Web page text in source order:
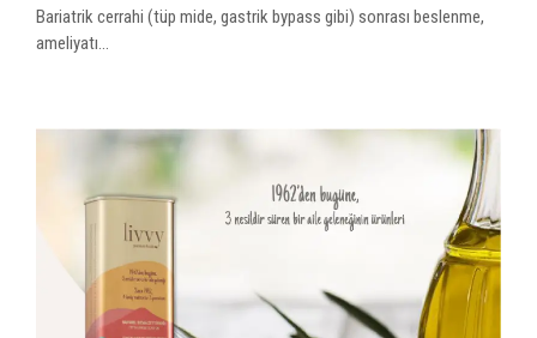
Bariatrik cerrahi (tüp mide, gastrik bypass gibi) sonrası beslenme,
ameliyatı...